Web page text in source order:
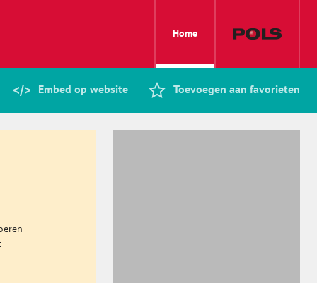
Home
Embed op website Toevoegen aan favorieten